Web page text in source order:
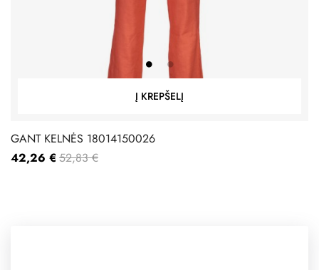
Į KREPŠELĮ
GANT KELNĖS 18014150026
42,26 € 52,83 €